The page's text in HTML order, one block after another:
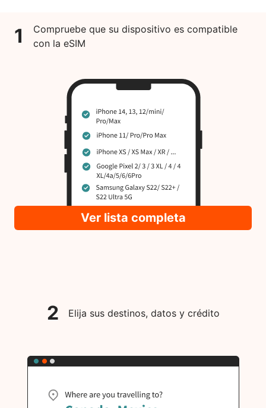
1
Compruebe que su dispositivo es compatible
con la eSIM
Ver lista completa
2 Elija sus destinos, datos y crédito